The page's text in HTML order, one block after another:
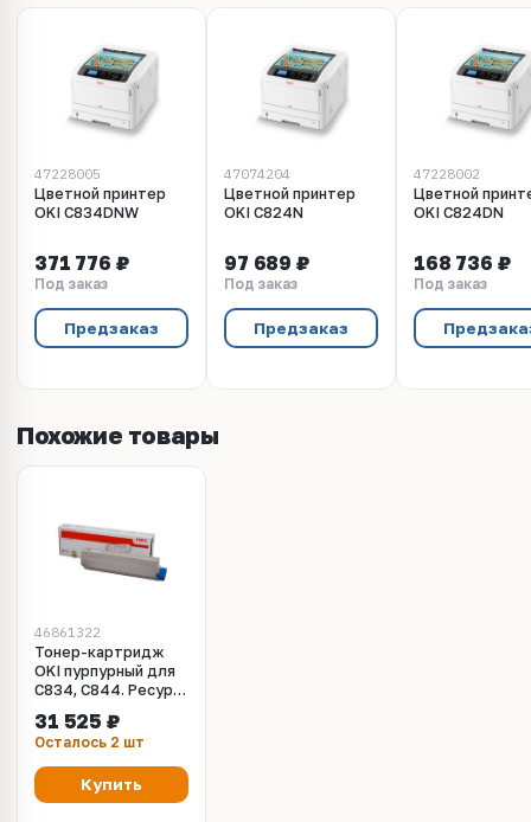
47228005
Цветной принтер
OKI C834DNW
371 776 ₽
Под заказ
Предзаказ
47074204
Цветной принтер
OKI C824N
97 689 ₽
Под заказ
Предзаказ
47228002
Цветной
OKI C824DN
168 736 ₽
Под заказ
Похожие товары
46861322
Тонер-картридж
OKI пурпурный для
C834, C844. Ресурс
(46861322)
31 525 ₽
Осталось 2 шт
Купить